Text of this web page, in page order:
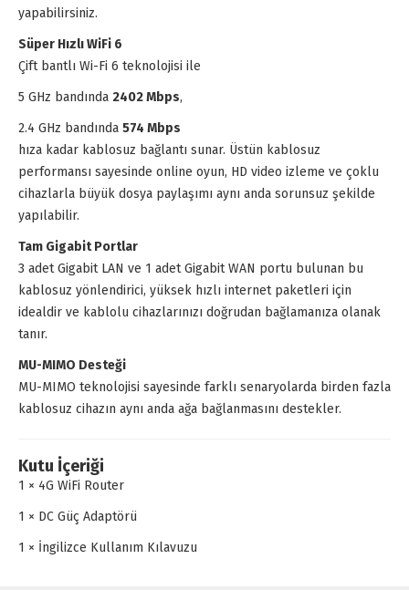
yapabilirsiniz.
Süper Hızlı WiFi 6
Çift bantlı Wi-Fi 6 teknolojisi ile
5 GHz bandında 2402 Mbps,
2.4 GHz bandında 574 Mbps
hıza kadar kablosuz bağlantı sunar. Üstün kablosuz
performansı sayesinde online oyun, HD video izleme ve çoklu
cihazlarla büyük dosya paylaşımı aynı anda sorunsuz şekilde
yapılabilir.
Tam Gigabit Portlar
3 adet Gigabit LAN ve 1 adet Gigabit WAN portu bulunan bu
kablosuz yönlendirici, yüksek hızlı internet paketleri için
idealdir ve kablolu cihazlarınızı doğrudan bağlamanıza olanak
tanır.
MU-MIMO Desteği
MU-MIMO teknolojisi sayesinde farklı senaryolarda birden fazla
kablosuz cihazın aynı anda ağa bağlanmasını destekler.
Kutu İçeriği
1 × 4G WiFi Router
1 × DC Güç Adaptörü
1 × İngilizce Kullanım Kılavuzu